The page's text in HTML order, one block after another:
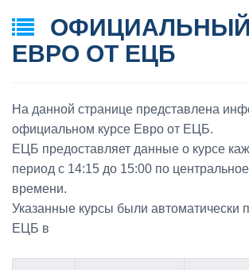
ОФИЦИАЛЬНЫЙ
ЕВРО ОТ ЕЦБ
На данной странице представлена
официальном курсе Евро от ЕЦБ.
ЕЦБ предоставляет данные о курсе
период с 14:15 до 15:00 по
времени.
Указанные курсы были автоматически
ЕЦБ в